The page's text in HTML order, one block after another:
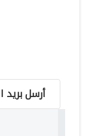
أرسل بريد